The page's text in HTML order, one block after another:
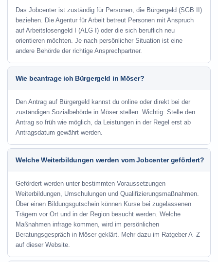
Das Jobcenter ist zuständig für Personen, die Bürgergeld (SGB II)
beziehen. Die Agentur für Arbeit betreut Personen mit Anspruch
auf Arbeitslosengeld I (ALG I) oder die sich beruflich neu
orientieren möchten. Je nach persönlicher Situation ist eine
andere Behörde der richtige Ansprechpartner.
Wie beantrage ich Bürgergeld in Möser?
Den Antrag auf Bürgergeld kannst du online oder direkt bei der
zuständigen Sozialbehörde in Möser stellen. Wichtig: Stelle den
Antrag so früh wie möglich, da Leistungen in der Regel erst ab
Antragsdatum gewährt werden.
Welche Weiterbildungen werden vom Jobcenter gefördert?
Gefördert werden unter bestimmten Voraussetzungen
Weiterbildungen, Umschulungen und Qualifizierungsmaßnahmen.
Über einen Bildungsgutschein können Kurse bei zugelassenen
Trägern vor Ort und in der Region besucht werden. Welche
Maßnahmen infrage kommen, wird im persönlichen
Beratungsgespräch in Möser geklärt. Mehr dazu im Ratgeber A–Z
auf dieser Website.